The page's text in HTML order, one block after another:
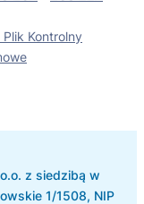
Kontrolny
z siedzibą w
1/1508, NIP